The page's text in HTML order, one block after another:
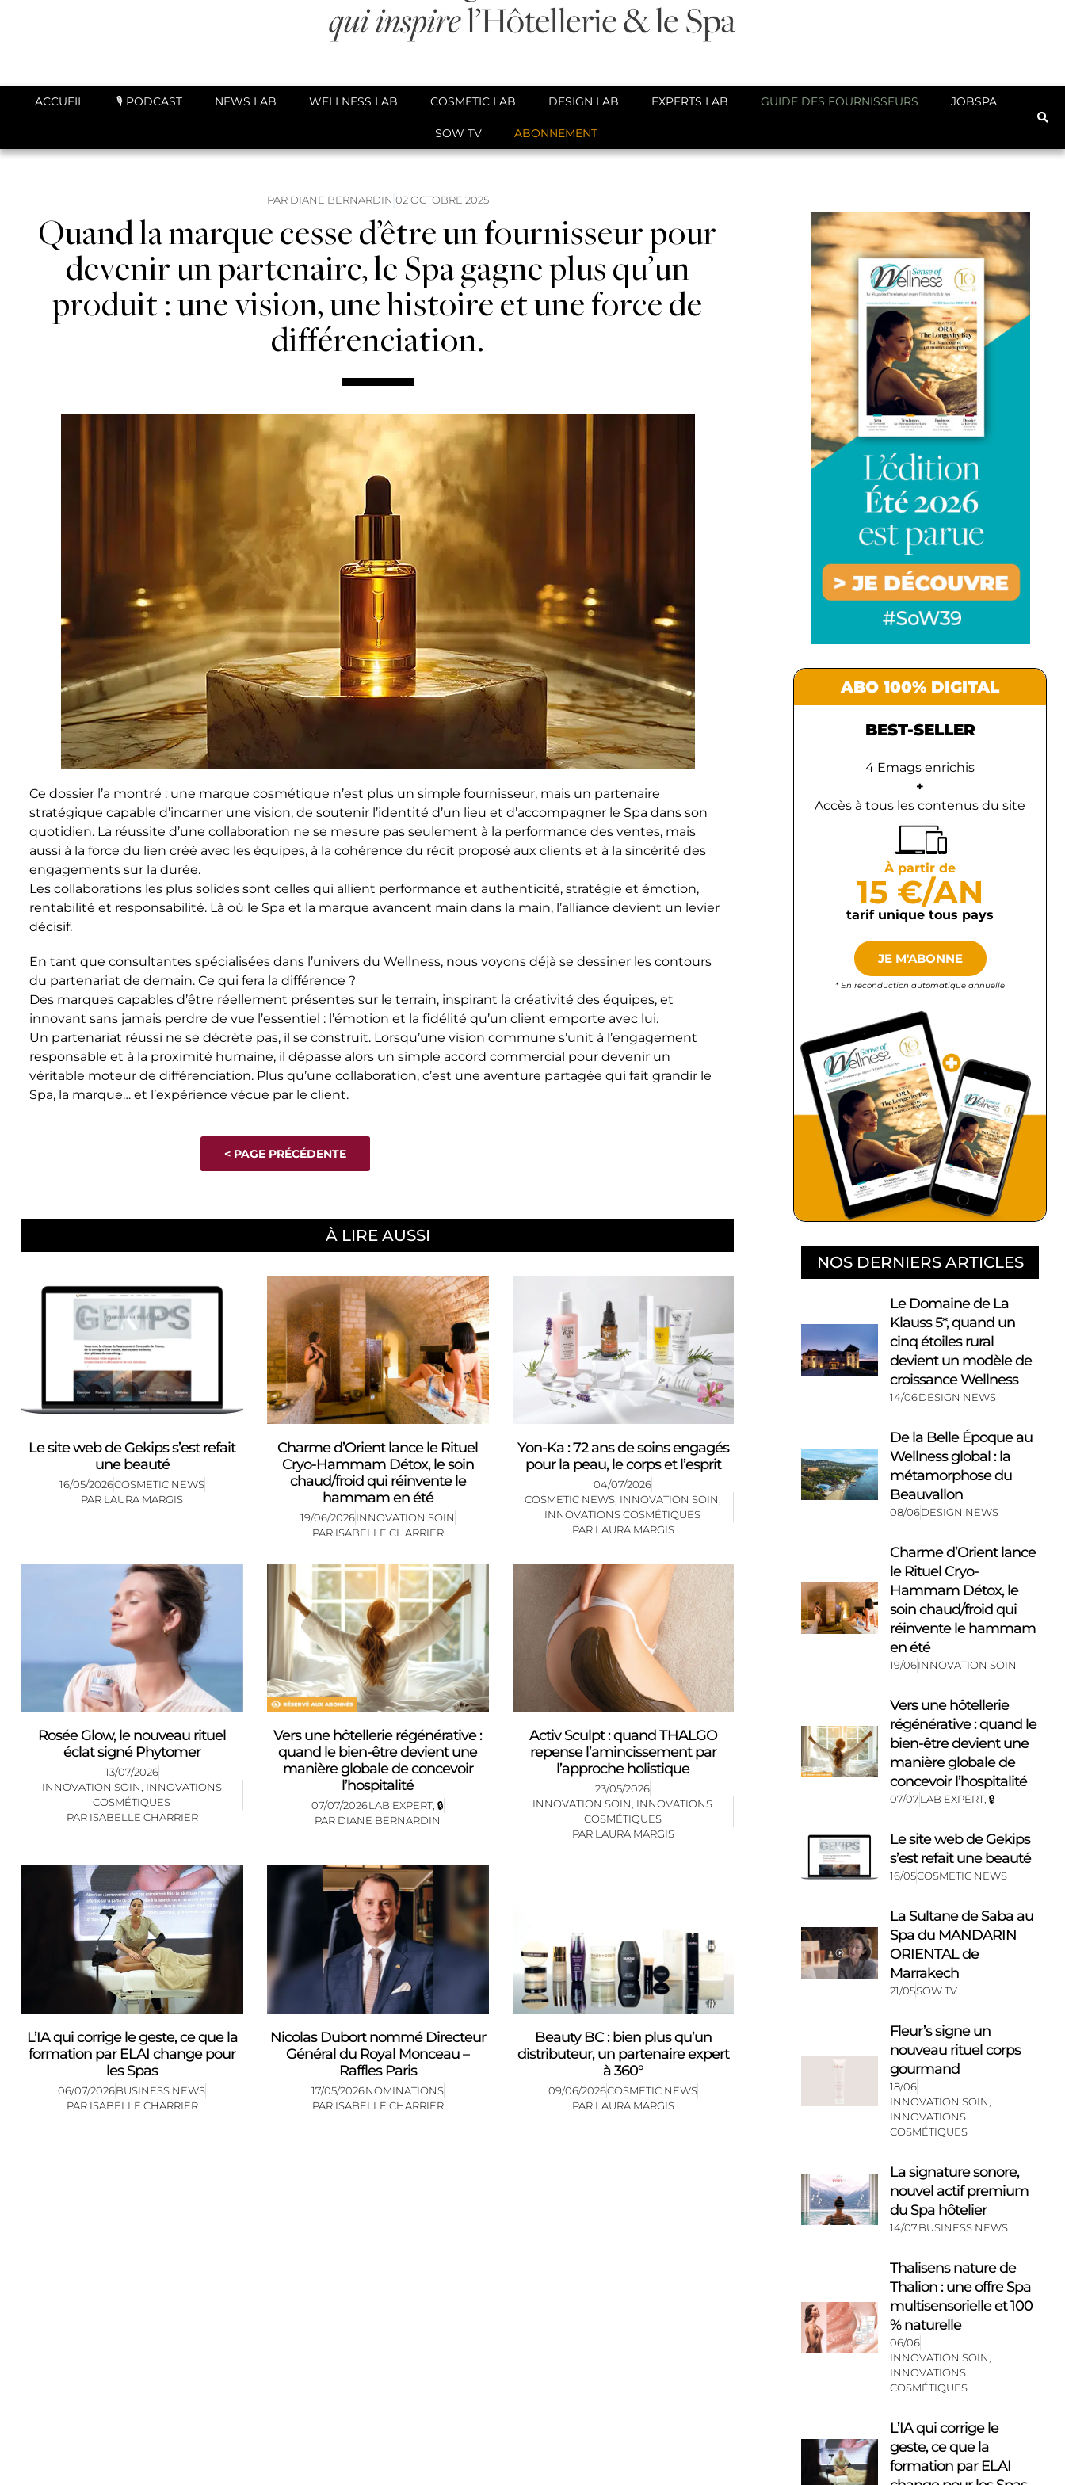
ACCUEIL 🎙️ PODCAST NEWS LAB WELLNESS LAB COSMETIC LAB DESIGN LAB EXPERTS LAB GUIDE DES FOURNISSEURS JOBSPA
SOW TV ABONNEMENT
PARDIANE BERNARDIN 02 OCTOBRE 2025
Quand la marque cesse d’être un fournisseur pour
devenir un partenaire, le Spa gagne plus qu’un
produit : une vision, une histoire et une force de
différenciation.
Ce dossier l’a montré : une marque cosmétique n’est plus un simple fournisseur, mais un partenaire
stratégique capable d’incarner une vision, de soutenir l’identité d’un lieu et d’accompagner le Spa dans son
quotidien. La réussite d’une collaboration ne se mesure pas seulement à la performance des ventes, mais
aussi à la force du lien créé avec les équipes, à la cohérence du récit proposé aux clients et à la sincérité des
engagements sur la durée.
Les collaborations les plus solides sont celles qui allient performance et authenticité, stratégie et émotion,
rentabilité et responsabilité. Là où le Spa et la marque avancent main dans la main, l’alliance devient un levier
décisif.
En tant que consultantes spécialisées dans l’univers du Wellness, nous voyons déjà se dessiner les contours
du partenariat de demain. Ce qui fera la différence ?
Des marques capables d’être réellement présentes sur le terrain, inspirant la créativité des équipes, et
innovant sans jamais perdre de vue l’essentiel : l’émotion et la fidélité qu’un client emporte avec lui.
Un partenariat réussi ne se décrète pas, il se construit. Lorsqu’une vision commune s’unit à l’engagement
responsable et à la proximité humaine, il dépasse alors un simple accord commercial pour devenir un
véritable moteur de différenciation. Plus qu’une collaboration, c’est une aventure partagée qui fait grandir le
Spa, la marque… et l’expérience vécue par le client.
< PAGE PRÉCÉDENTE
À LIRE AUSSI
Le site web de Gekips s’est refait
une beauté
16/05/2026COSMETIC NEWS
PAR LAURA MARGIS
Charme d’Orient lance le Rituel
Cryo-Hammam Détox, le soin
chaud/froid qui réinvente le
hammam en été
19/06/2026INNOVATION SOIN
PAR ISABELLE CHARRIER
Yon-Ka : 72 ans de soins engagés
pour la peau, le corps et l’esprit
04/07/2026
COSMETIC NEWS, INNOVATION SOIN
INNOVATIONS COSMÉTIQUES
PAR LAURA MARGIS
Rosée Glow, le nouveau rituel
éclat signé Phytomer
13/07/2026
INNOVATION SOIN, INNOVATIONS
COSMÉTIQUES
PAR ISABELLE CHARRIER
Vers une hôtellerie régénérative :
quand le bien-être devient une
manière globale de concevoir
l’hospitalité
07/07/2026LAB EXPERT, 🔒
PAR DIANE BERNARDIN
Activ Sculpt : quand THALGO
repense l’amincissement par
l’approche holistique
23/05/2026
INNOVATION SOIN, INNOVATIONS
COSMÉTIQUES
PAR LAURA MARGIS
L’IA qui corrige le geste, ce que la
formation par ELAI change pour
les Spas
06/07/2026BUSINESS NEWS
PAR ISABELLE CHARRIER
Nicolas Dubort nommé Directeur
Général du Royal Monceau –
Raffles Paris
17/05/2026NOMINATIONS
PAR ISABELLE CHARRIER
Beauty BC : bien plus qu’un
distributeur, un partenaire expert
à 360°
09/06/2026COSMETIC NEWS
PAR LAURA MARGIS
ABO 100% DIGITAL
BEST-SELLER
4 Emags enrichis
+
Accès à tous les contenus du site
À partir de
15 €/AN
tarif unique tous pays
JE M'ABONNE
* En reconduction automatique annuelle
NOS DERNIERS ARTICLES
Le Domaine de La
Klauss 5*, quand un
cinq étoiles rural
devient un modèle de
croissance Wellness
14/06DESIGN NEWS
De la Belle Époque au
Wellness global : la
métamorphose du
Beauvallon
08/06DESIGN NEWS
Charme d’Orient lance
le Rituel Cryo-
Hammam Détox, le
soin chaud/froid qui
réinvente le hammam
en été
19/06INNOVATION SOIN
Vers une hôtellerie
régénérative : quand le
bien-être devient une
manière globale de
concevoir l’hospitalité
07/07LAB EXPERT,🔒
Le site web de Gekips
s’est refait une beauté
16/05COSMETIC NEWS
La Sultane de Saba au
Spa du MANDARIN
ORIENTAL de
Marrakech
21/05SOW TV
Fleur’s signe un
nouveau rituel corps
gourmand
18/06
INNOVATION SOIN
INNOVATIONS
COSMÉTIQUES
La signature sonore,
nouvel actif premium
du Spa hôtelier
14/07BUSINESS NEWS
Thalisens nature de
Thalion : une offre Spa
multisensorielle et 100
% naturelle
06/06
INNOVATION SOIN
INNOVATIONS
COSMÉTIQUES
L’IA qui corrige le
geste, ce que la
formation par ELAI